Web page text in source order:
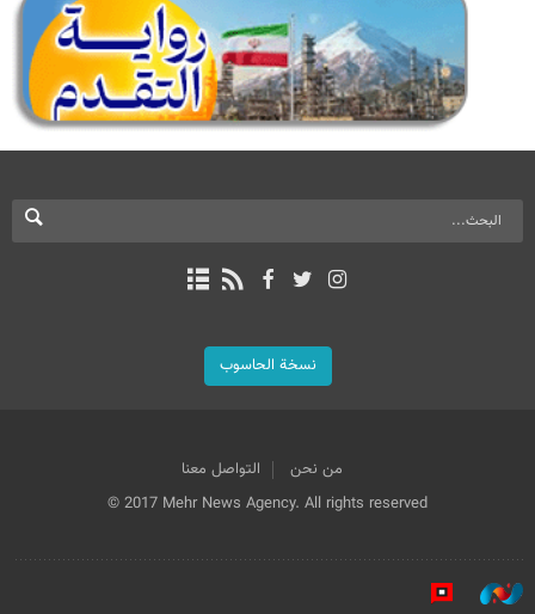
نسخة الحاسوب
من نحن
التواصل معنا
© 2017 Mehr News Agency. All rights reserved